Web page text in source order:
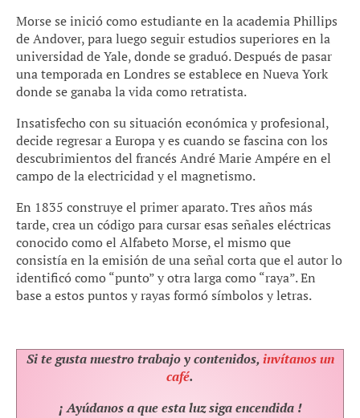
Morse se inició como estudiante en la academia Phillips
de Andover, para luego seguir estudios superiores en la
universidad deYale, donde se graduó. Después de pasar
una temporada en Londres se establece en Nueva York
donde se ganaba la vida como retratista.
Insatisfecho con su situación económica y profesional,
decide regresar a Europa y es cuando se fascina con los
descubrimientos del francés André Marie Ampére en el
campo de la electricidad y el magnetismo.
En 1835 construye el primer aparato. Tres años más
tarde, crea un código para cursar esas señales eléctricas
conocido como el Alfabeto Morse, el mismo que
consistía en la emisión de una señal corta que el autor lo
identificó como “punto” y otra larga como “raya”. En
base a estos puntos y rayas formó símbolos y letras.
Si te gusta nuestro trabajo y contenidos,invítanos un
café.
¡ Ayúdanos a que esta luz siga encendida !